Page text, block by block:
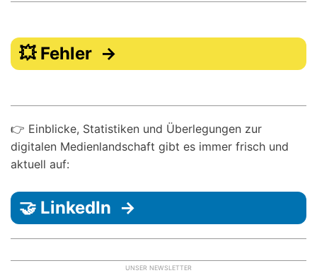
💥 Fehler →
👉 Einblicke, Statistiken und Überlegungen zur
digitalen Medienlandschaft gibt es immer frisch und
aktuell auf:
🤝 LinkedIn →
UNSER NEWSLETTER